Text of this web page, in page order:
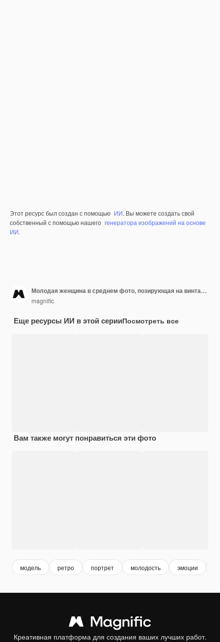
Этот ресурс был создан с помощью ИИ. Вы можете создать свой
собственный с помощью нашего генератора изображений на основе
ИИ.
Молодая женщина в среднем фото, позирующая на винтажном портрете.
magnific
Еще ресурсы ИИ в этой серииПосмотреть все
Вам также могут понравиться эти фото
модель ретро портрет молодость эмоции
Креативная платформа для создания ваших лучших работ.